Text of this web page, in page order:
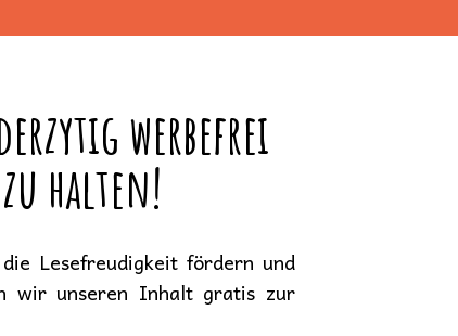
werbefrei
halten!
Lesefreudigkeit fördern und
wir unseren Inhalt gratis zur